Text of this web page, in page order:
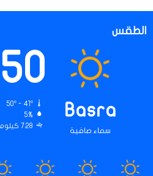
الطقس
Basra
سماء صافية
50
50º - 41º
5%
7.28 كيلومتر/ساعة